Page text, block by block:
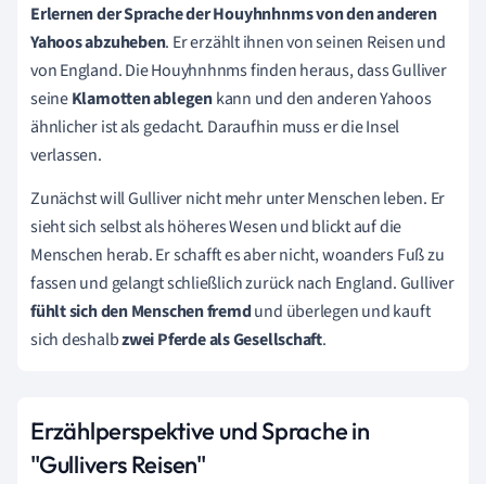
Erlernen der Sprache der Houyhnhnms von den anderen
Yahoos abzuheben. Er erzählt ihnen von seinen Reisen und
von England. Die Houyhnhnms finden heraus, dass Gulliver
seineKlamotten ablegenkann und den anderen Yahoos
ähnlicher ist als gedacht. Daraufhin muss er die Insel
verlassen.
Zunächst will Gulliver nicht mehr unter Menschen leben. Er
sieht sich selbst als höheres Wesen und blickt auf die
Menschen herab. Er schafft es aber nicht, woanders Fuß zu
fassen und gelangt schließlich zurück nach England. Gulliver
fühlt sich den Menschen fremdund überlegen und kauft
sich deshalbzwei Pferde als Gesellschaft.
Erzählperspektive und Sprache in
"Gullivers Reisen"